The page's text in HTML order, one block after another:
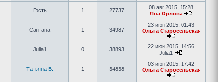
Гость 1 27737
08 авг 2015, 15:28
Яна Орлова
Сантана 1 34987
23 июн 2015, 01:43
Ольга Старосельская
Julia1 0 38893
22 июн 2015, 14:56
Julia1
Татьяна Б. 1 34838
03 июн 2015, 17:42
Ольга Старосельская